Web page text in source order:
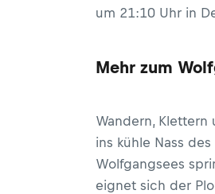
um 21:10 Uhr in
Mehr zum
Wandern,
ins kühle Nass
Wolfgangsees
eignet sich der